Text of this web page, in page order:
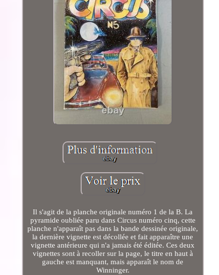
Il s'agit de la planche originale numéro 1 de la B. La
pyramide oubliée paru dans Circus numéro cinq, cette
planche n'apparaît pas dans la bande dessinée originale,
la dernière vignette est décollée et fait apparaître une
vignette antérieure qui n'a jamais été éditée. Ces deux
vignettes sont à recoller sur la page, le titre en haut à
gauche est manquant, mais apparaît le nom de
Winninger.